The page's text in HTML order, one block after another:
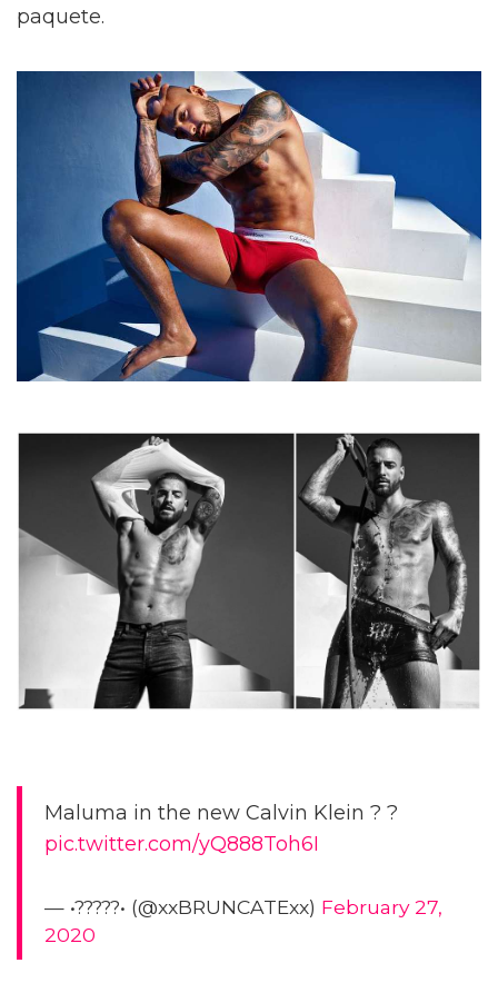
paquete.
Maluma in the new Calvin Klein ? ?
pic.twitter.com/yQ888Toh6I
— •?????• (@xxBRUNCATExx) February 27,
2020